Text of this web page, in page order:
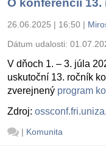
O konferencii
26.06.2025 | 16:50 |
Dátum udalosti:
V dňoch 1. – 3. júla
uskutoční 13. ročník
zverejnený program
Zdroj:
| Komunita